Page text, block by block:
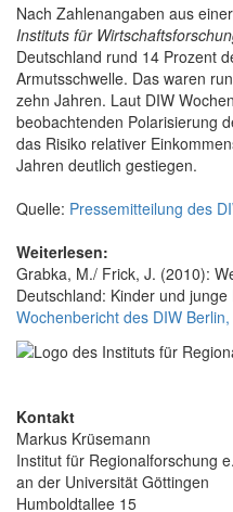
Nach Zahlenangaben aus
Instituts für
Deutschland rund 14 Prozent
Armutsschwelle. Das waren
zehn Jahren. Laut DIW
beobachtenden Polarisierung
das Risiko relativer
Jahren deutlich gestiegen.
Quelle: Pressemitteilung des
Weiterlesen:
Grabka, M./ Frick, J. (2010):
Deutschland: Kinder und
Wochenbericht des DIW
Kontakt
Markus Krüsemann
Institut für Regionalforschung
an der Universität Göttingen
Humboldtallee 15